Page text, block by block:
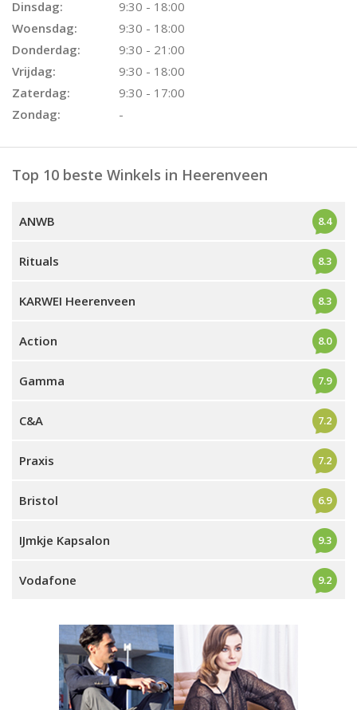
Dinsdag:
9:30 - 18:00
Woensdag:
9:30 - 18:00
Donderdag:
9:30 - 21:00
Vrijdag:
9:30 - 18:00
Zaterdag:
9:30 - 17:00
Zondag:
-
Top 10 beste Winkels in Heerenveen
ANWB 8.4
Rituals 8.3
KARWEI Heerenveen 8.3
Action 8.0
Gamma 7.9
C&A 7.2
Praxis 7.2
Bristol 6.9
IJmkje Kapsalon 9.3
Vodafone 9.2